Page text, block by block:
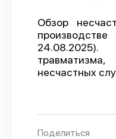
Политика
Обзор
несчастных
Поделиться